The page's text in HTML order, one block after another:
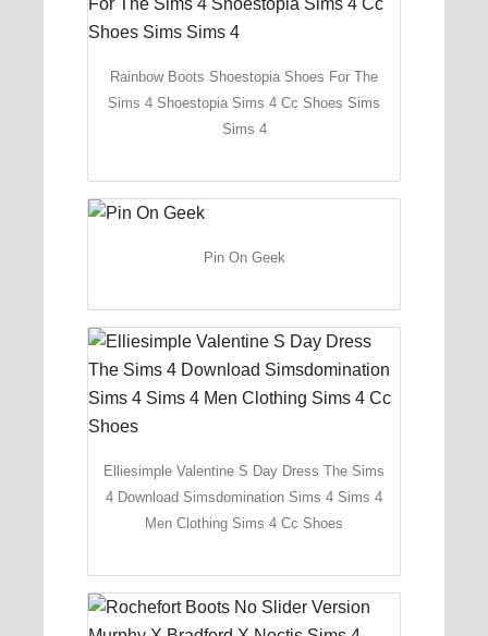
Rainbow Boots Shoestopia Shoes For The
Sims 4 Shoestopia Sims 4 Cc Shoes Sims
Sims 4
Pin On Geek
Elliesimple Valentine S Day Dress The Sims
4 Download Simsdomination Sims 4 Sims 4
Men Clothing Sims 4 Cc Shoes